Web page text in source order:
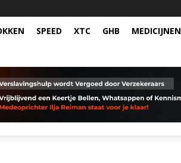
SPEED XTC GHB MEDICIJNEN